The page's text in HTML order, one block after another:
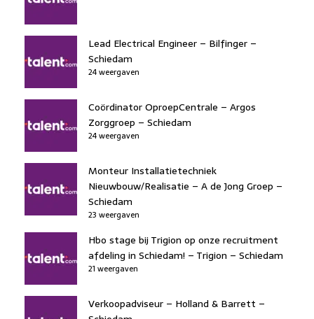
Lead Electrical Engineer – Bilfinger –
Schiedam
24 weergaven
Coördinator OproepCentrale – Argos
Zorggroep – Schiedam
24 weergaven
Monteur Installatietechniek
Nieuwbouw/Realisatie – A de Jong Groep –
Schiedam
23 weergaven
Hbo stage bij Trigion op onze recruitment
afdeling in Schiedam! – Trigion – Schiedam
21 weergaven
Verkoopadviseur – Holland & Barrett –